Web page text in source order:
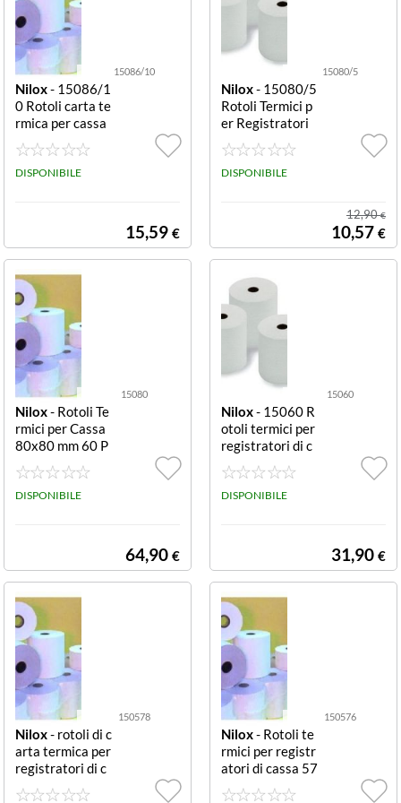
15086/10
Nilox- 15086/1
0 Rotoli carta te
rmica per cassa
80x60 mm Bpa
Free 10 pz ROT
OLI X REG.DI C
DISPONIBILE
15,59 €
15080/5
Nilox- 15080/5
Rotoli Termici p
er Registratori
di Cassa 80x80
mm BPA FREE
DISPONIBILE
12,90€
10,57 €
15080
Nilox- Rotoli Te
rmici per Cassa
80x80 mm 60 P
ezzi ROTOLI IN
CARTA TERMIC
A PER REGISTR
OGAZIONE MI
NISTERIALE C
ONFEZIONE D
A 60 ROTOLI. B
PA FREE
DISPONIBILE
64,90 €
15060
Nilox- 15060 R
otoli termici per
registratori di c
assa 60x30 mm
60 pz ROTOLI I
N CARTA TERM
MM CON OMO
LOGAZIONE MI
NISTERIALE C
ONFEZIONE D
A 60 ROTOLI.
DISPONIBILE
31,90 €
150578
Nilox- rotoli di c
arta termica per
registratori di c
assa 57 x 80 m
150576
Nilox- Rotoli te
rmici per registr
atori di cassa 57
x60 mm Bpa Fre